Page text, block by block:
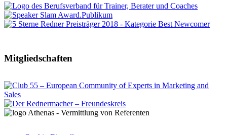
Mitgliedschaften